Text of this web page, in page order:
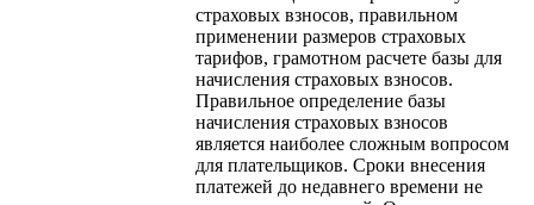
страховых взносов, правильном
применении размеров страховых
тарифов, грамотном расчете базы для
начисления страховых взносов.
Правильное определение базы
начисления страховых взносов
является наиболее сложным вопросом
для плательщиков. Сроки внесения
платежей до недавнего времени не